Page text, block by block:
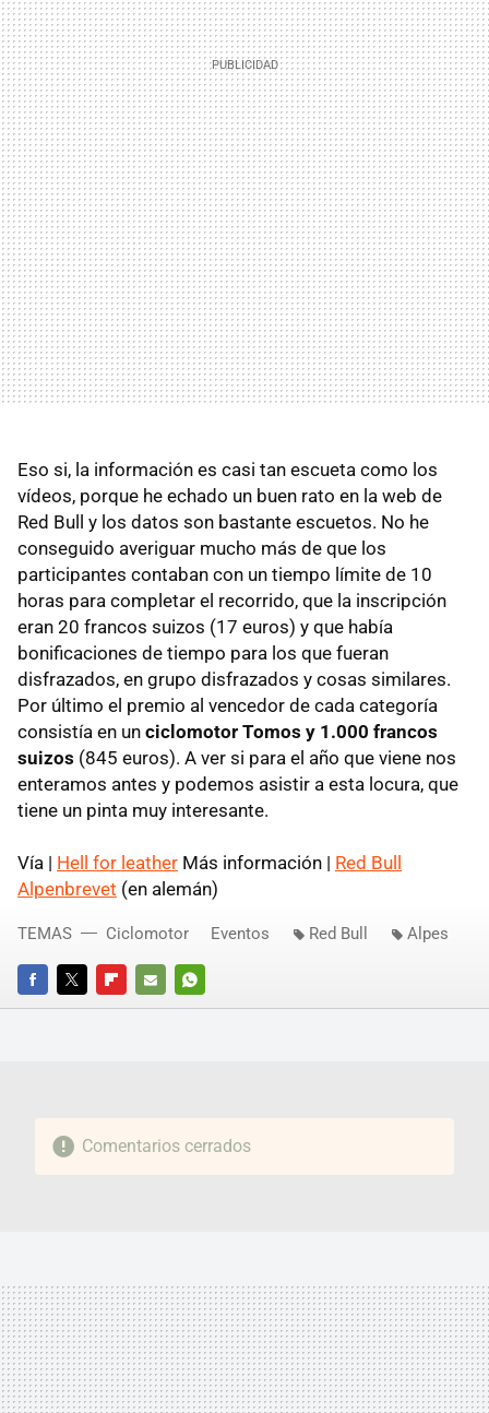
Eso si, la información es casi tan escueta como los
vídeos, porque he echado un buen rato en la web de
Red Bull y los datos son bastante escuetos. No he
conseguido averiguar mucho más de que los
participantes contaban con un tiempo límite de 10
horas para completar el recorrido, que la inscripción
eran 20 francos suizos (17 euros) y que había
bonificaciones de tiempo para los que fueran
disfrazados, en grupo disfrazados y cosas similares.
Por último el premio al vencedor de cada categoría
consistía en un ciclomotor Tomos y 1.000 francos
suizos (845 euros). A ver si para el año que viene nos
enteramos antes y podemos asistir a esta locura, que
tiene un pinta muy interesante.
Vía | Hell for leather Más información | Red Bull
Alpenbrevet (en alemán)
FACEBOOKTWITTERFLIPBOARD
E-
WHATSAPP
TEMAS Ciclomotor Eventos Red Bull Alpes
Comentarios cerrados